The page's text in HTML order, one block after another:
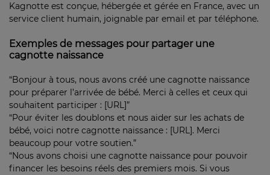
Kagnotte est conçue, hébergée et gérée en France, avec un
service client humain, joignable par email et par téléphone.
Exemples de messages pour partager une
cagnotte naissance
“Bonjour à tous, nous avons créé une cagnotte naissance
pour préparer l’arrivée de bébé. Merci à celles et ceux qui
souhaitent participer : [URL]”
“Pour éviter les doublons et nous aider sur les achats de
bébé, voici notre cagnotte naissance : [URL]. Merci
beaucoup pour votre soutien.”
“Nous avons choisi une cagnotte naissance pour pouvoir
financer les besoins réels des premiers mois. Si vous